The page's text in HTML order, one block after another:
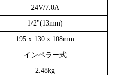
24V/7.0A
1/2"(13mm)
195 x 130 x 108mm
インペラー式
2.48kg